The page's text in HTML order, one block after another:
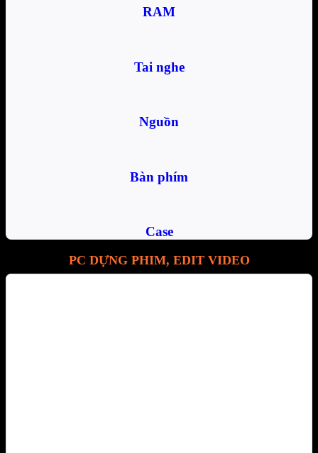
RAM
Tai nghe
Nguồn
Bàn phím
Case
PC DỰNG PHIM, EDIT VIDEO